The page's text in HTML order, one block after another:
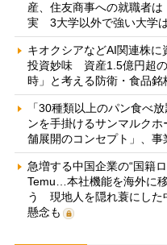
産、住友商事への就職者
実 3大学以外で強い大学
キオクシアなどAI関連株に
投資妙味 資産1.5億円超
時」と考える防衛・食品銘
「30種類以上のパン食べ
ンを手掛けるサンマルク
舗展開のコンセプト」、
急増する中国企業の“国籍
Temu…本社機能を海外に
う 現地人を隠れ蓑にした
懸念も